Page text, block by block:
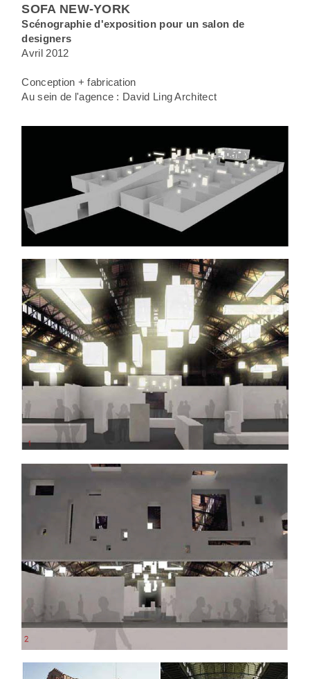
SOFA NEW-YORK
Scénographie d'exposition pour un salon de
designers
Avril 2012
Conception + fabrication
Au sein de l'agence : David Ling Architect